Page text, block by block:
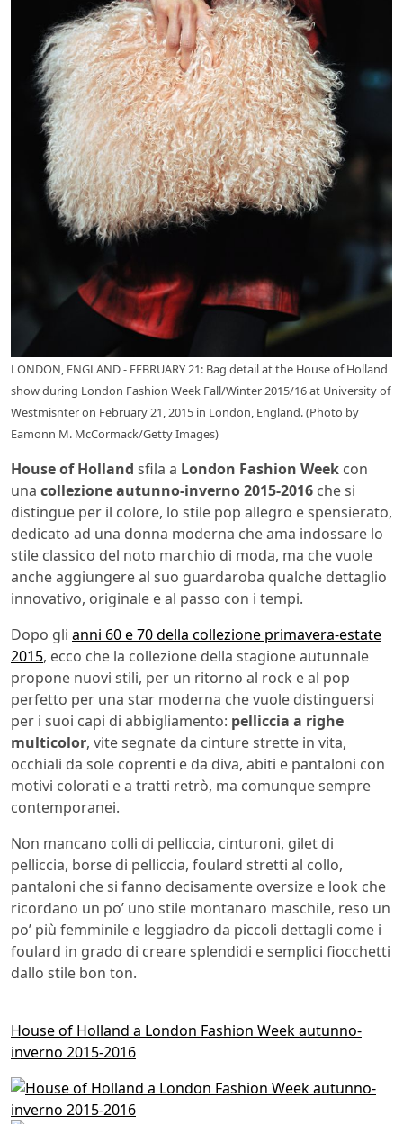
LONDON, ENGLAND - FEBRUARY 21: Bag detail at the House of Holland
show during London Fashion Week Fall/Winter 2015/16 at University of
Westmisnter on February 21, 2015 in London, England. (Photo by
Eamonn M. McCormack/Getty Images)
House of Holland sfila a London Fashion Week con
una collezione autunno-inverno 2015-2016 che si
distingue per il colore, lo stile pop allegro e spensierato,
dedicato ad una donna moderna che ama indossare lo
stile classico del noto marchio di moda, ma che vuole
anche aggiungere al suo guardaroba qualche dettaglio
innovativo, originale e al passo con i tempi.
Dopo gli anni 60 e 70 della collezione primavera-estate
2015, ecco che la collezione della stagione autunnale
propone nuovi stili, per un ritorno al rock e al pop
perfetto per una star moderna che vuole distinguersi
per i suoi capi di abbigliamento: pelliccia a righe
multicolor, vite segnate da cinture strette in vita,
occhiali da sole coprenti e da diva, abiti e pantaloni con
motivi colorati e a tratti retrò, ma comunque sempre
contemporanei.
Non mancano colli di pelliccia, cinturoni, gilet di
pelliccia, borse di pelliccia, foulard stretti al collo,
pantaloni che si fanno decisamente oversize e look che
ricordano un po’ uno stile montanaro maschile, reso un
po’ più femminile e leggiadro da piccoli dettagli come i
foulard in grado di creare splendidi e semplici fiocchetti
dallo stile bon ton.
House of Holland a London Fashion Week autunno-
inverno 2015-2016